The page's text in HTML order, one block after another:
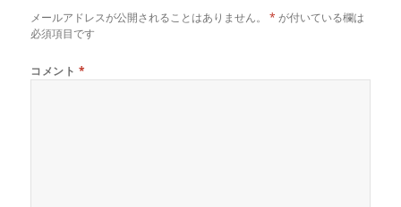
メールアドレスが公開されることはありません。 * が付いている欄は
必須項目です
コメント *